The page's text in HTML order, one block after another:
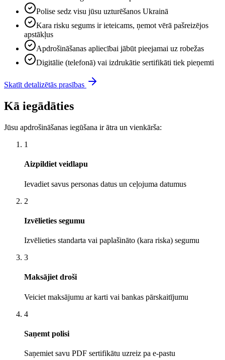
Polise sedz visu jūsu uzturēšanos Ukrainā
Kara risku segums ir ieteicams, ņemot vērā pašreizējos
apstākļus
Apdrošināšanas apliecībai jābūt pieejamai uz robežas
Digitālie (telefonā) vai izdrukātie sertifikāti tiek pieņemti
Skatīt detalizētās prasības
Kā iegādāties
Jūsu apdrošināšanas iegūšana ir ātra un vienkārša:
1
Aizpildiet veidlapu
Ievadiet savus personas datus un ceļojuma datumus
2
Izvēlieties segumu
Izvēlieties standarta vai paplašināto (kara riska) segumu
3
Maksājiet droši
Veiciet maksājumu ar karti vai bankas pārskaitījumu
4
Saņemt polisi
Saņemiet savu PDF sertifikātu uzreiz pa e-pastu